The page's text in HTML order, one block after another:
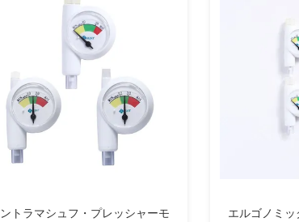
トラマシュフ・プレッシャーモ
エルゴノミッ